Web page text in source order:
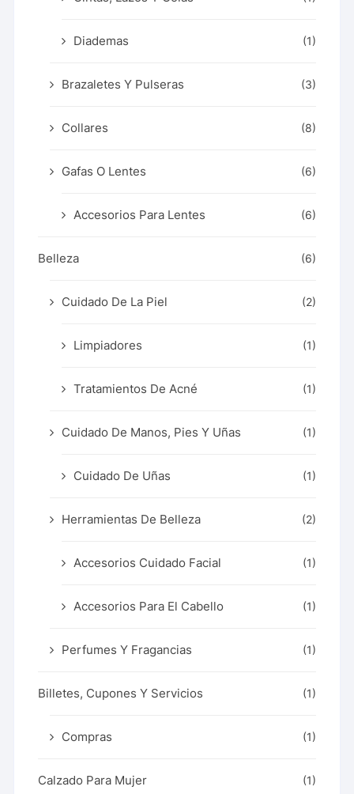
Diademas (1)
Brazaletes Y Pulseras (3)
Collares (8)
Gafas O Lentes (6)
Accesorios Para Lentes (6)
Belleza (6)
Cuidado De La Piel (2)
Limpiadores (1)
Tratamientos De Acné (1)
Cuidado De Manos, Pies Y Uñas (1)
Cuidado De Uñas (1)
Herramientas De Belleza (2)
Accesorios Cuidado Facial (1)
Accesorios Para El Cabello (1)
Perfumes Y Fragancias (1)
Billetes, Cupones Y Servicios (1)
Compras (1)
Calzado Para Mujer (1)